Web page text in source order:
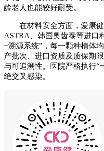
龄老人也能较好耐受。
在材料安全方面，爱康健
ASTRA、韩国奥齿泰等进口
+溯源系统”，每一颗种植体
产批次、进口资质及质保期
与可追溯性。医院严格执行“
绝交叉感染。